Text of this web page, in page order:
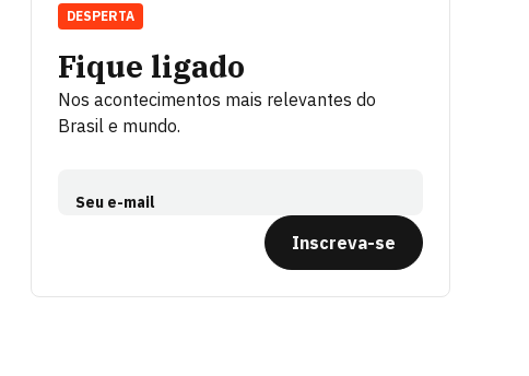
Fique ligado
Nos acontecimentos mais relevantes do
Brasil e mundo.
Seu e-mail
Inscreva-se
DESPERTA